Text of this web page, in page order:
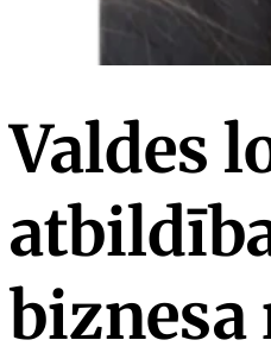
Valdes